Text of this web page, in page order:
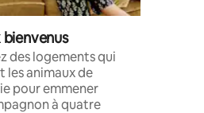
des logements qui
les animaux de
pour emmener
à quatre